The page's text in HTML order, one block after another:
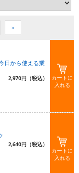
＞
カートに
入れる
日から使える業
2,970円（税込）
カートに
入れる
2,640円（税込）